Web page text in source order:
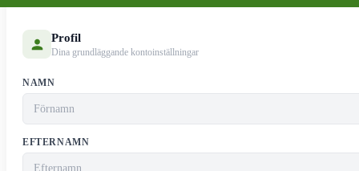
Profil
Dina grundläggande kontoinställningar
NAMN
EFTERNAMN